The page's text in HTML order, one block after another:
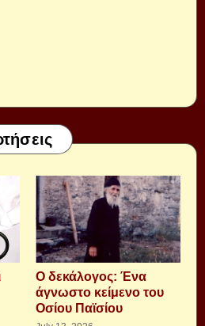
Ο δεκάλογος: Ένα
άγνωστο κείμενο του
Οσίου Παϊσίου